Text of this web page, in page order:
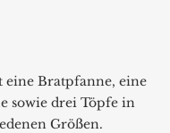
eine Bratpfanne, eine
sowie drei Töpfe in
Größen.